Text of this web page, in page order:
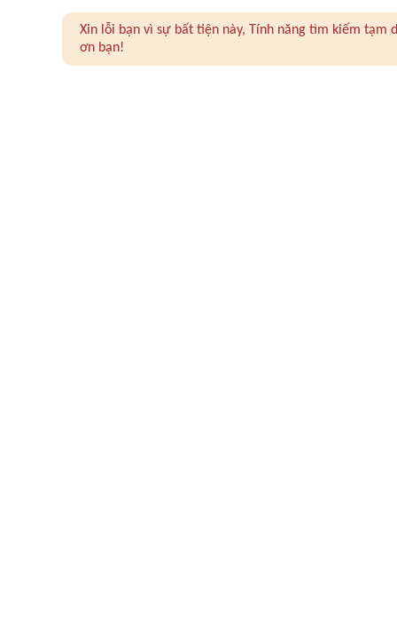
Xin lỗi bạn vì sự bất tiện này, Tính năng tìm kiếm
ơn bạn!